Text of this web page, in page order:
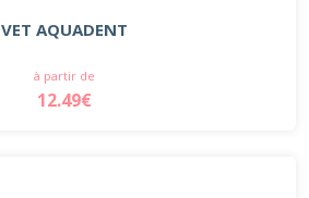
VET AQUADENT
à partir de
12.49€